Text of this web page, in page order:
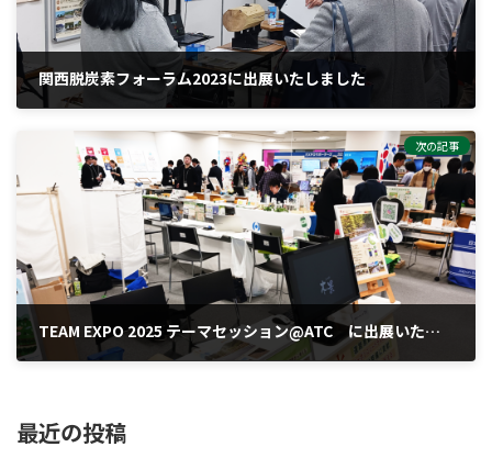
関西脱炭素フォーラム2023に出展いたしました
2023-12-02
次の記事
TEAM EXPO 2025 テーマセッション@ATC に出展いたしました
2024-04-18
最近の投稿